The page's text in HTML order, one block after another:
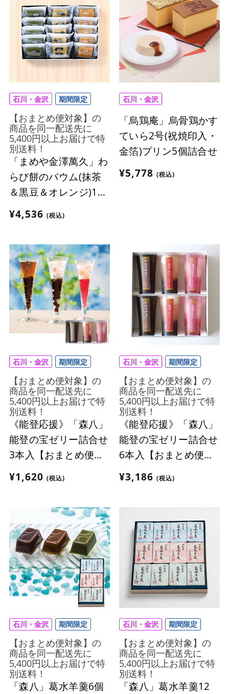
石川・金沢 期間限定
【おまとめ便対象】の
商品を同一配送先に
5,400円以上お届けで特
別送料！
「まめや金澤萬久」わ
らび餅のバウム(抹茶
＆黒豆＆オレンジ)15
個入【おまとめ便対
象】
¥4,536 (税込)
石川・金沢
「烏鶏庵」烏骨鶏かす
ていら2号(祝焼印入・
金箔)プリン5個詰合せ
¥5,778 (税込)
石川・金沢 期間限定
【おまとめ便対象】の
商品を同一配送先に
5,400円以上お届けで特
別送料！
《能登応援》「森八」
能登の宝ゼリー詰合せ
3本入【おまとめ便対
象】
¥1,620 (税込)
石川・金沢 期間限定
【おまとめ便対象】の
商品を同一配送先に
5,400円以上お届けで特
別送料！
《能登応援》「森八」
能登の宝ゼリー詰合せ
6本入【おまとめ便対
象】
¥3,186 (税込)
石川・金沢 期間限定
【おまとめ便対象】の
商品を同一配送先に
5,400円以上お届けで特
別送料！
「森八」葛水羊羹6個
石川・金沢 期間限定
【おまとめ便対象】の
商品を同一配送先に
5,400円以上お届けで特
別送料！
「森八」葛水羊羹12